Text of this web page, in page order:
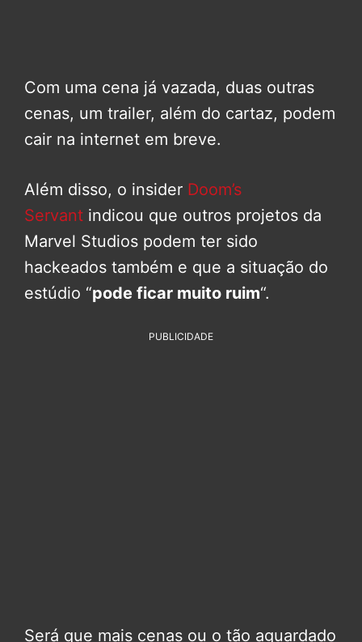
Com uma cena já vazada, duas outras
cenas, um trailer, além do cartaz, podem
cair na internet em breve.
Além disso, o insider Doom’s
Servant indicou que outros projetos da
Marvel Studios podem ter sido
hackeados também e que a situação do
estúdio “pode ficar muito ruim“.
PUBLICIDADE
Será que mais cenas ou o tão aguardado